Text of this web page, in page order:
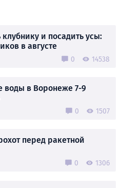
и посадить усы:
в августе
0 14538
воды в Воронеже 7-9
0 1507
перед ракетной
0 1306